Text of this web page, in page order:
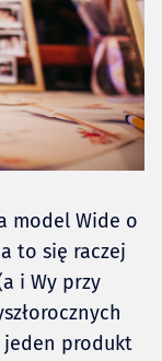
model Wide o
to się raczej
i Wy przy
jeden produkt